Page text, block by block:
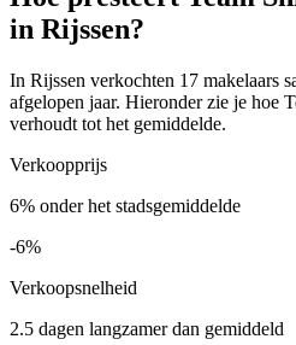
in Rijssen?
In Rijssen verkochten 17 makelaars
afgelopen jaar. Hieronder zie je hoe
verhoudt tot het gemiddelde.
Verkoopprijs
6% onder het stadsgemiddelde
-6%
Verkoopsnelheid
2.5 dagen langzamer dan gemiddeld